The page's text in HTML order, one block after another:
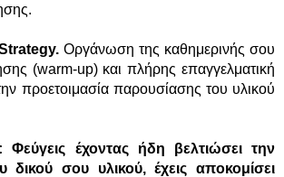
Οργάνωση της καθημερινής σου
(warm-up) και πλήρης επαγγελματική
προετοιμασία παρουσίασης του υλικού
έχοντας ήδη βελτιώσει την
δικού σου υλικού, έχεις αποκομίσει